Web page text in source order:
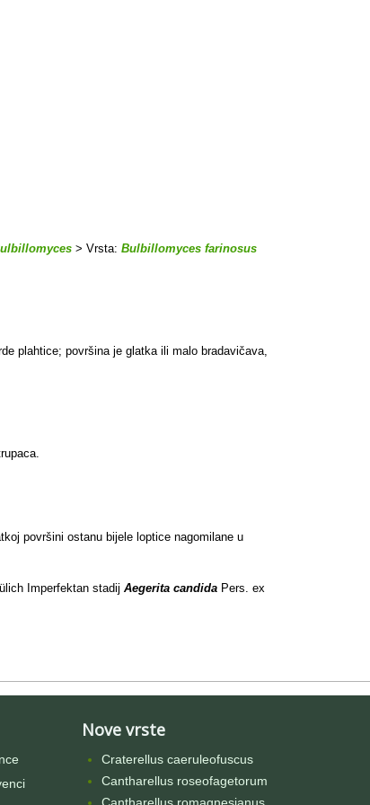
> Vrsta: Bulbillomyces farinosus
plahtice; površina je glatka ili malo bradavičava,
površini ostanu bijele loptice nagomilane u
Imperfektan stadij Aegerita candida Pers. ex
Nove vrste
Craterellus caeruleofuscus
Cantharellus roseofagetorum